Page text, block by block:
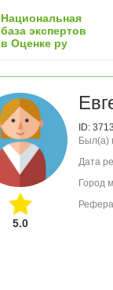
Национальная
база экспертов
в Оценке ру
5.0
ID: 3713
Был(а)
Дата
Город